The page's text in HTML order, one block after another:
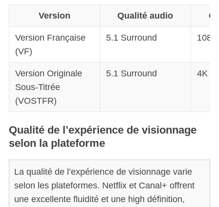
Version Qualité audio
Version Française
(VF)
5.1 Surround
Version Originale
Sous-Titrée
(VOSTFR)
5.1 Surround 4K
Qualité de l’expérience de visionnage
selon la plateforme
La qualité de l’expérience de visionnage varie
selon les plateformes. Netflix et Canal+ offrent
une excellente fluidité et une high définition,